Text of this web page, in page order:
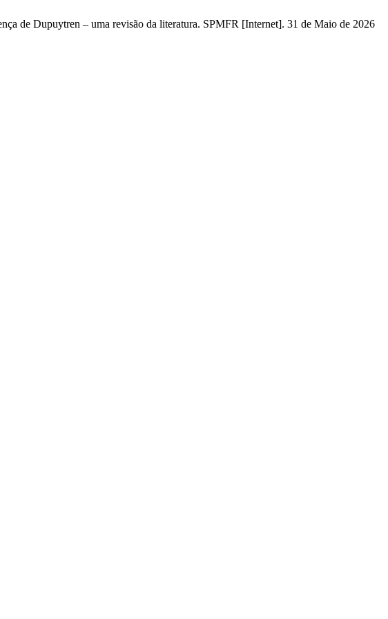
de Dupuytren – uma revisão da literatura. SPMFR [Internet]. 31 de Maio de 2026